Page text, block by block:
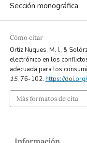
Sección monográfica
Cómo citar
Ortiz Nuques, M. I., &
electrónico en los
adecuada para los
15, 76-102. https://
Más formatos de cita
Información